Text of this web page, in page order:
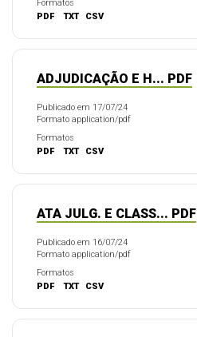
Formatos
PDF
TXT CSV
ADJUDICAÇÃO E H... PDF
Publicado em 17/07/24
Formato application/pdf
Formatos
PDF
TXT CSV
ATA JULG. E CLASS... PDF
Publicado em 16/07/24
Formato application/pdf
Formatos
PDF
TXT CSV